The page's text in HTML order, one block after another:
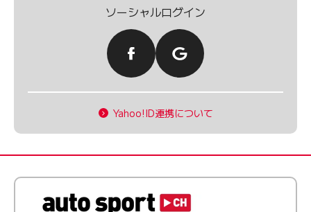
ソーシャルログイン
Yahoo!ID連携について